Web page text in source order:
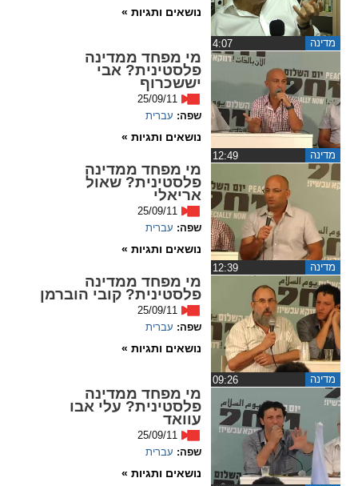
מדינה
נושאים ותגיות »
מדינה
מי מפחד ממדינה
פלסטינית? אבי
יששכרוף
25/09/11
שפה: עברית
נושאים ותגיות »
מדינה
מי מפחד ממדינה
פלסטינית? שאול
אריאלי
25/09/11
שפה: עברית
נושאים ותגיות »
מדינה
מי מפחד ממדינה
פלסטינית? קובי הוברמן
25/09/11
שפה: עברית
נושאים ותגיות »
מי מפחד ממדינה
פלסטינית? עלי אבו
עוואד
25/09/11
שפה: עברית
נושאים ותגיות »